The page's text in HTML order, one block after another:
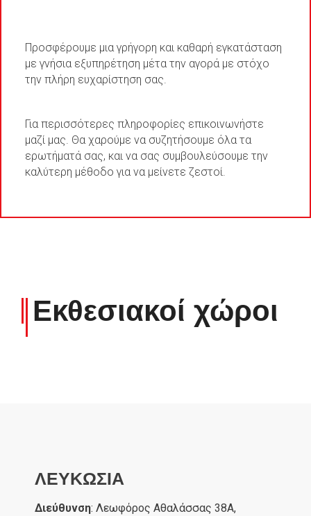
Προσφέρουμε μια γρήγορη και καθαρή εγκατάσταση
με γνήσια εξυπηρέτηση μέτα την αγορά με στόχο
την πλήρη ευχαρίστηση σας.
Για περισσότερες πληροφορίες επικοινωνήστε
μαζί μας. Θα χαρούμε να συζητήσουμε όλα τα
ερωτήματά σας, και να σας συμβουλεύσουμε την
καλύτερη μέθοδο για να μείνετε ζεστοί.
Εκθεσιακοί χώροι
ΛΕΥΚΩΣΙΑ
Διεύθυνση: Λεωφόρος Αθαλάσσας 38A,